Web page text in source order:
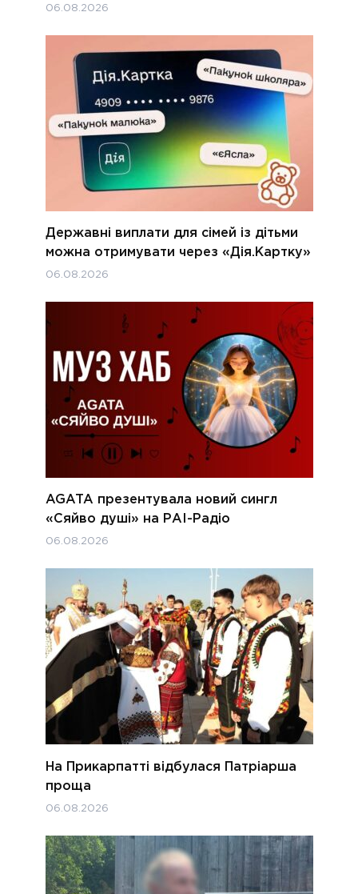
06.08.2026
Державні виплати для сімей із дітьми
можна отримувати через «Дія.Картку»
06.08.2026
AGATA презентувала новий сингл
«Сяйво душі» на РАІ-Радіо
06.08.2026
На Прикарпатті відбулася Патріарша
проща
06.08.2026